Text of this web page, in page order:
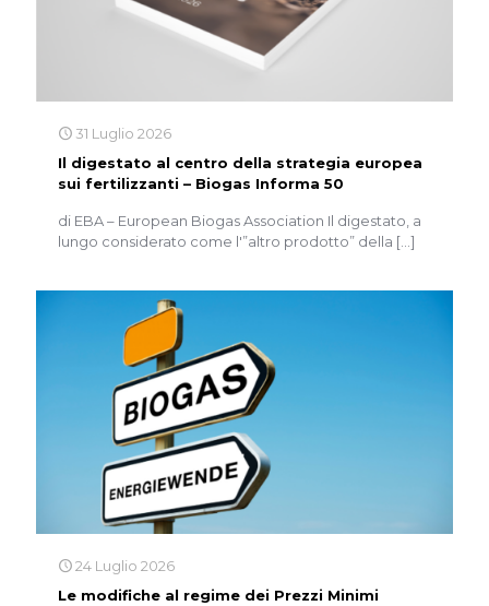
31 Luglio 2026
Il digestato al centro della strategia europea
sui fertilizzanti – Biogas Informa 50
di EBA – European Biogas Association Il digestato, a
lungo considerato come l'”altro prodotto” della […]
24 Luglio 2026
Le modifiche al regime dei Prezzi Minimi